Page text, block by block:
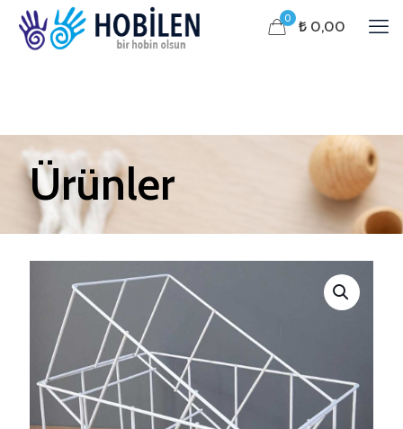
0 ₺ 0,00
Ürünler